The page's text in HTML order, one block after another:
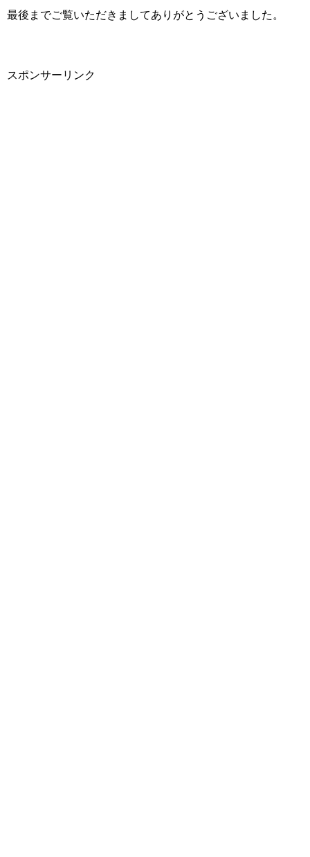
最後までご覧いただきましてありがとうございました。
スポンサーリンク